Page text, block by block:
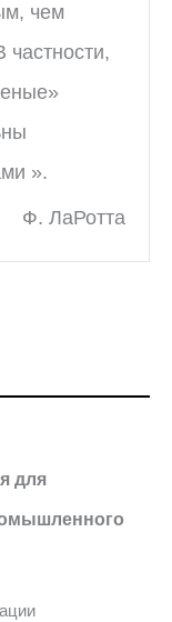
чем
частности,
».
Ф. ЛаРотта
для